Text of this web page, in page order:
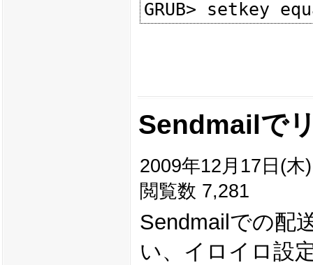
Sendmailで
2009年12月17日(木
閲覧数 7,281
Sendmailでの配
い、イロイロ設